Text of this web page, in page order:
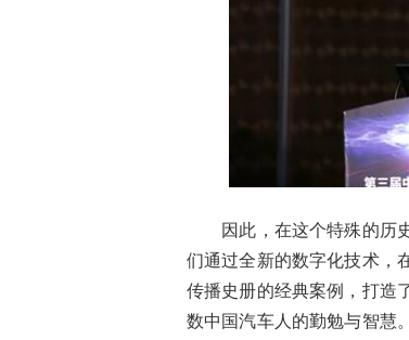
因此，在这个特殊的历史
们通过全新的数字化技术，
传播史册的经典案例，打造
数中国汽车人的勤勉与智慧